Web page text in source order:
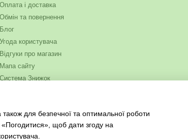
Оплата і доставка
Обмін та повернення
Блог
Угода користувача
Відгуки про магазин
Мапа сайту
Система Знижок
для безпечної та оптимальної роботи
щоб дати згоду на